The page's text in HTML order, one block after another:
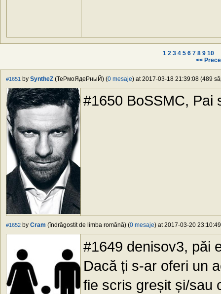
1 2 3 4 5 6 7 8 9 10 ...
<<
#1651 by SyntheZ (ТеРмоЯдеРныЙ) (0 mesaje) at 2017-03-18 21:39:08 (489
#1650 BoSSMC, Pai
#1652 by Cram (îndrăgostit de limba română) (0 mesaje) at 2017-03-20
#1649 denisov3, păi
Dacă ți s-ar oferi un
fie scris greșit și/sau